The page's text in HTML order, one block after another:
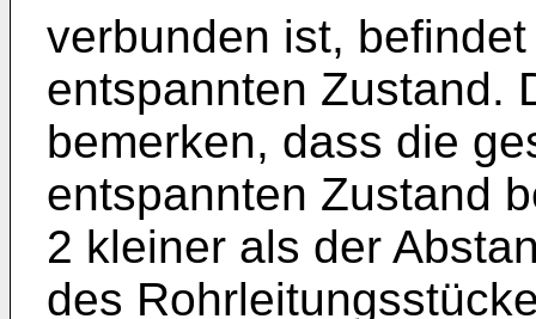
verbunden ist,
entspannten Zustand.
bemerken, dass die
entspannten Zustand
2 kleiner als der
des